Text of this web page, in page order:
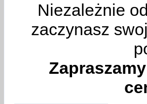
Niezależnie
zaczynasz